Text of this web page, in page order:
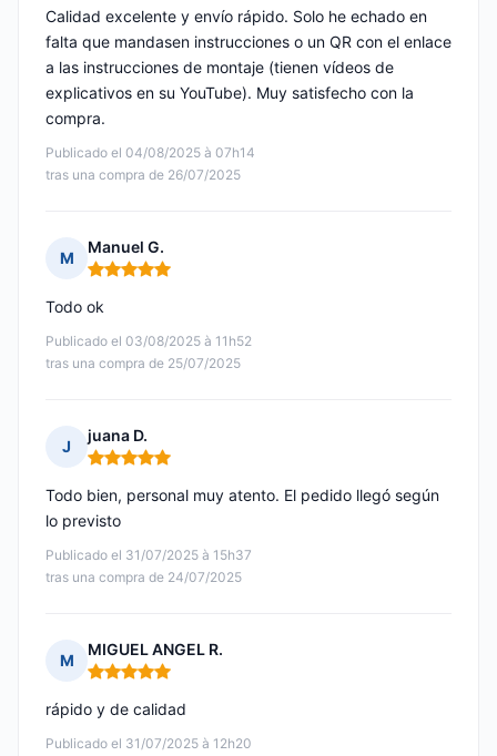
Publicado el 04/08/2025 à 07h14
tras una compra de 26/07/2025
Calidad excelente y envío rápido. Solo he echado en
falta que mandasen instrucciones o un QR con el enlace
a las instrucciones de montaje (tienen vídeos de
explicativos en su YouTube). Muy satisfecho con la
compra.
M
Manuel G.
Nota: 5 de 5
Publicado el 03/08/2025 à 11h52
tras una compra de 25/07/2025
Todo ok
J
juana D.
Nota: 5 de 5
Publicado el 31/07/2025 à 15h37
tras una compra de 24/07/2025
Todo bien, personal muy atento. El pedido llegó según
lo previsto
M
MIGUEL ANGEL R.
Nota: 5 de 5
Publicado el 31/07/2025 à 12h20
rápido y de calidad